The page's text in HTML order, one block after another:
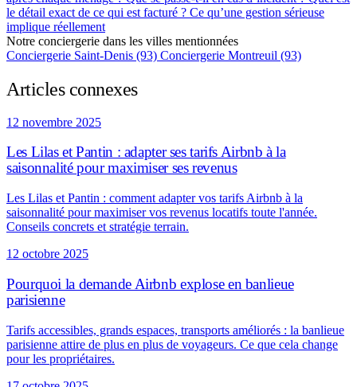
le détail exact de ce qui est facturé ? Ce qu’une gestion sérieuse
implique réellement
Notre conciergerie dans les villes mentionnées
Conciergerie Saint-Denis (93) Conciergerie Montreuil (93)
Articles connexes
12 novembre 2025
Les Lilas et Pantin : adapter ses tarifs Airbnb à la
saisonnalité pour maximiser ses revenus
Les Lilas et Pantin : comment adapter vos tarifs Airbnb à la
saisonnalité pour maximiser vos revenus locatifs toute l'année.
Conseils concrets et stratégie terrain.
12 octobre 2025
Pourquoi la demande Airbnb explose en banlieue
parisienne
Tarifs accessibles, grands espaces, transports améliorés : la banlieue
parisienne attire de plus en plus de voyageurs. Ce que cela change
pour les propriétaires.